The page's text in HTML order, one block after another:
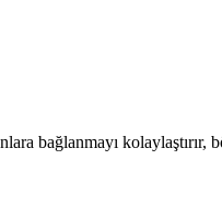
bağlanmayı